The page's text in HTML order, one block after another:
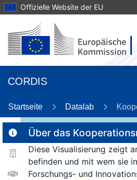
Offizielle Website der EU
CORDIS
Startseite Datalab
Über das
Diese Visualisierung zeigt
befinden und mit wem sie
Forschungs- und